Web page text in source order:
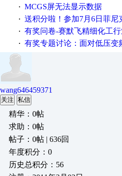
· MCGS屏无法显示数据
· 送积分啦！参加7月6日菲尼克斯在线研讨
· 有奖问卷-赛默飞精细化工行业有奖调查
· 有奖专题讨论：面对低压变频故障，老手是这样
wang646459371
关注 私信
精华：0帖
求助：0帖
帖子：0帖 | 636回
年度积分：0
历史总积分：56